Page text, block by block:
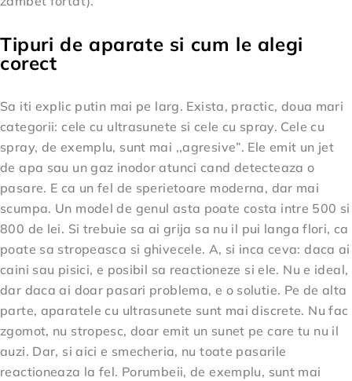
Tipuri de aparate si cum le alegi
corect
Sa iti explic putin mai pe larg. Exista, practic, doua mari
categorii: cele cu ultrasunete si cele cu spray. Cele cu
spray, de exemplu, sunt mai ,,agresive”. Ele emit un jet
de apa sau un gaz inodor atunci cand detecteaza o
pasare. E ca un fel de sperietoare moderna, dar mai
scumpa. Un model de genul asta poate costa intre 500 si
800 de lei. Si trebuie sa ai grija sa nu il pui langa flori, ca
poate sa stropeasca si ghivecele. A, si inca ceva: daca ai
caini sau pisici, e posibil sa reactioneze si ele. Nu e ideal,
dar daca ai doar pasari problema, e o solutie. Pe de alta
parte, aparatele cu ultrasunete sunt mai discrete. Nu fac
zgomot, nu stropesc, doar emit un sunet pe care tu nu il
auzi. Dar, si aici e smecheria, nu toate pasarile
reactioneaza la fel. Porumbeii, de exemplu, sunt mai